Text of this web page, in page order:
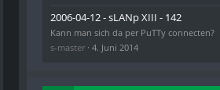
2006-04-12 - sLANp XIII - 142
Kann man sich da per PuTTy connecten?
s-master 4. Juni 2014